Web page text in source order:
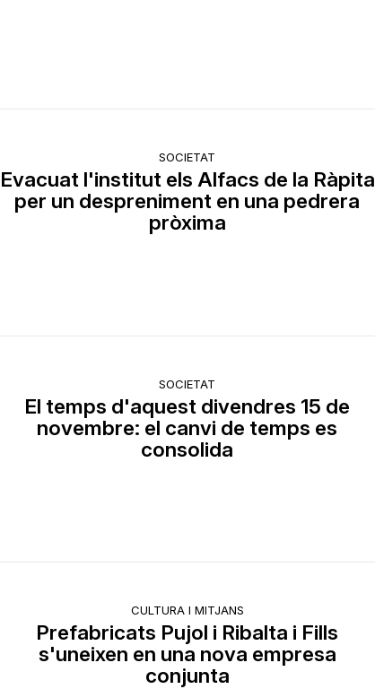
SOCIETAT
Evacuat l'institut els Alfacs de la Ràpita
per un despreniment en una pedrera
pròxima
SOCIETAT
El temps d'aquest divendres 15 de
novembre: el canvi de temps es
consolida
CULTURA I MITJANS
Prefabricats Pujol i Ribalta i Fills
s'uneixen en una nova empresa
conjunta